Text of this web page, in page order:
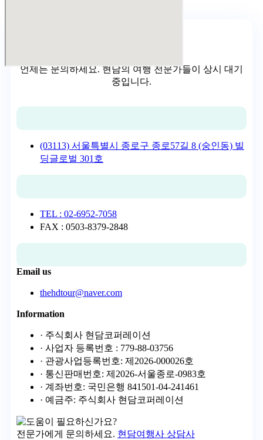
언제든 문의하세요. 현담의 여행 전문가들이 상시 대기
중입니다.
(03113) 서울특별시 종로구 종로57길 8 (숭인동) 빌
딩글로벌 301호
TEL : 02-6952-7058
FAX : 0503-8379-2848
Email us
thehdtour@naver.com
Information
· 주식회사 현담코퍼레이션
· 사업자 등록번호 : 779-88-03756
· 관광사업등록번호: 제2026-000026호
· 통신판매번호: 제2026-서울종로-0983호
· 계좌번호: 국민은행 841501-04-241461
· 예금주: 주식회사 현담코퍼레이션
전문가에게 문의하세요. 현담여행사 상담사